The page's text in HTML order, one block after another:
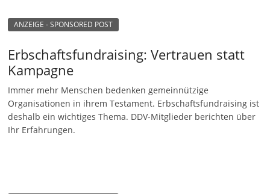
t
f
u
n
g
ANZEIGE - SPONSORED POST
Erbschaftsfundraising: Vertrauen statt
Kampagne
Immer mehr Menschen bedenken gemeinnützige
Organisationen in ihrem Testament. Erbschaftsfundraising ist
deshalb ein wichtiges Thema. DDV-Mitglieder berichten über
Ihr Erfahrungen.